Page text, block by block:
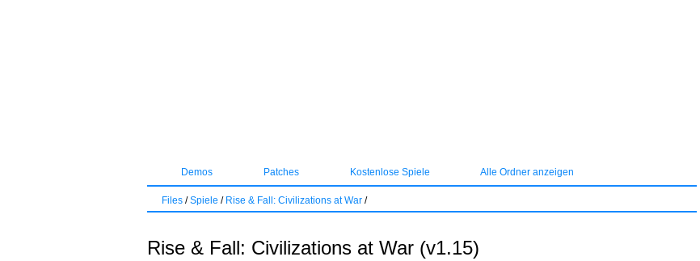
Demos Patches Kostenlose Spiele Alle Ordner anzeigen
Files /Spiele / Rise & Fall: Civilizations at War /
Rise & Fall: Civilizations at War (v1.15)